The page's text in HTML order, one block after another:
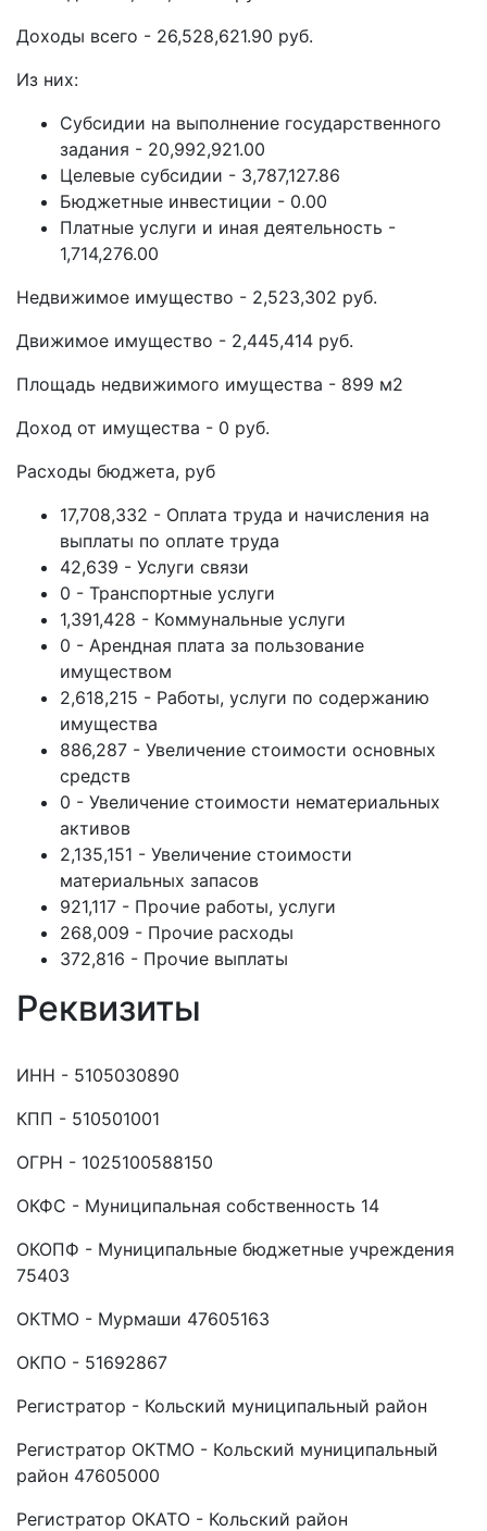
Доходы всего - 26,528,621.90 руб.
Из них:
Субсидии на выполнение государственного
задания - 20,992,921.00
Целевые субсидии - 3,787,127.86
Бюджетные инвестиции - 0.00
Платные услуги и иная деятельность -
1,714,276.00
Недвижимое имущество - 2,523,302 руб.
Движимое имущество - 2,445,414 руб.
Площадь недвижимого имущества - 899 м2
Доход от имущества - 0 руб.
Расходы бюджета, руб
17,708,332 - Оплата труда и начисления на
выплаты по оплате труда
42,639 - Услуги связи
0 - Транспортные услуги
1,391,428 - Коммунальные услуги
0 - Арендная плата за пользование
имуществом
2,618,215 - Работы, услуги по содержанию
имущества
886,287 - Увеличение стоимости основных
средств
0 - Увеличение стоимости нематериальных
активов
2,135,151 - Увеличение стоимости
материальных запасов
921,117 - Прочие работы, услуги
268,009 - Прочие расходы
372,816 - Прочие выплаты
Реквизиты
ИНН - 5105030890
КПП - 510501001
ОГРН - 1025100588150
ОКФС - Муниципальная собственность 14
ОКОПФ - Муниципальные бюджетные учреждения
75403
ОКТМО - Мурмаши 47605163
ОКПО - 51692867
Регистратор - Кольский муниципальный район
Регистратор ОКТМО - Кольский муниципальный
район 47605000
Регистратор ОКАТО - Кольский район